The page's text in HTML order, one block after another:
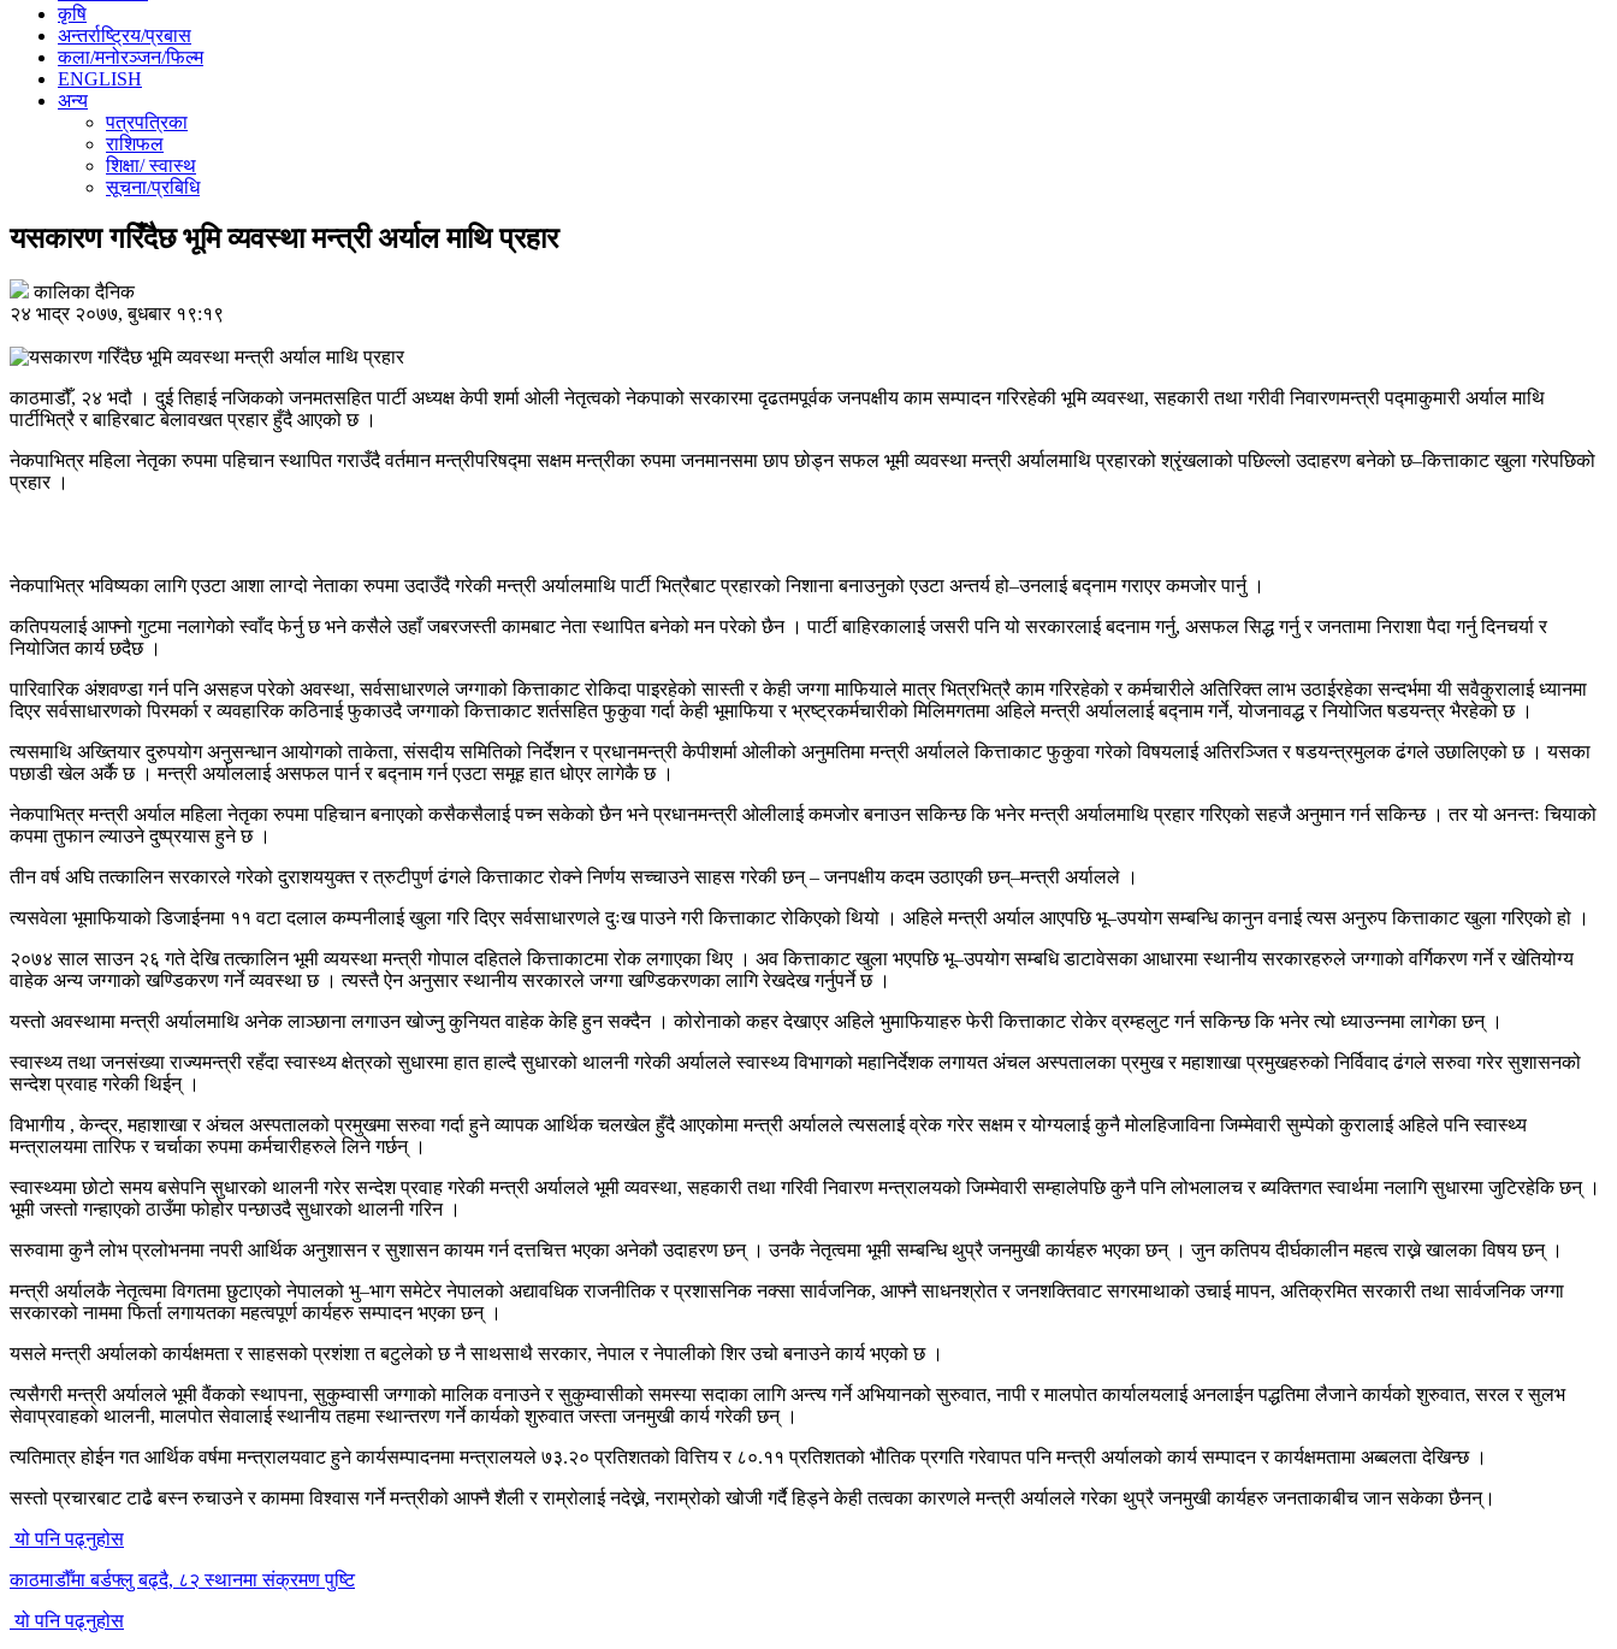
कृषि
अन्तर्राष्ट्रिय/प्रबास
कला/मनोरञ्जन/फिल्म
ENGLISH
अन्य
पत्रपत्रिका
राशिफल
शिक्षा/ स्वास्थ
सूचना/प्रबिधि
यसकारण गरिँदैछ भूमि व्यवस्था मन्त्री अर्याल माथि प्रहार
कालिका दैनिक
२४ भाद्र २०७७, बुधबार १९:१९
काठमाडौँ, २४ भदौ । दुई तिहाई नजिकको जनमतसहित पार्टी अध्यक्ष केपी शर्मा ओली नेतृत्वको नेकपाको सरकारमा दृढतमपूर्वक जनपक्षीय काम सम्पादन गरिरहेकी भूमि व्यवस्था, सहकारी तथा गरीवी निवारणमन्त्री पद्माकुमारी अर्याल माथि
पार्टीभित्रै र बाहिरबाट बेलावखत प्रहार हुँदै आएको छ ।
नेकपाभित्र महिला नेतृका रुपमा पहिचान स्थापित गराउँदै वर्तमान मन्त्रीपरिषद्मा सक्षम मन्त्रीका रुपमा जनमानसमा छाप छोड्न सफल भूमी व्यवस्था मन्त्री अर्यालमाथि प्रहारको श्रृंखलाको पछिल्लो उदाहरण बनेको छ–कित्ताकाट खुला गरेपछिको
प्रहार ।
नेकपाभित्र भविष्यका लागि एउटा आशा लाग्दो नेताका रुपमा उदाउँदै गरेकी मन्त्री अर्यालमाथि पार्टी भित्रैबाट प्रहारको निशाना बनाउनुको एउटा अन्तर्य हो–उनलाई बद्नाम गराएर कमजोर पार्नु ।
कतिपयलाई आफ्नो गुटमा नलागेको स्वाँद फेर्नु छ भने कसैले उहाँ जबरजस्ती कामबाट नेता स्थापित बनेको मन परेको छैन । पार्टी बाहिरकालाई जसरी पनि यो सरकारलाई बदनाम गर्नु, असफल सिद्ध गर्नु र जनतामा निराशा पैदा गर्नु दिनचर्या र
नियोजित कार्य छदैछ ।
पारिवारिक अंशवण्डा गर्न पनि असहज परेको अवस्था, सर्वसाधारणले जग्गाको कित्ताकाट रोकिदा पाइरहेको सास्ती र केही जग्गा माफियाले मात्र भित्रभित्रै काम गरिरहेको र कर्मचारीले अतिरिक्त लाभ उठाईरहेका सन्दर्भमा यी सवैकुरालाई ध्यानमा
दिएर सर्वसाधारणको पिरमर्का र व्यवहारिक कठिनाई फुकाउदै जग्गाको कित्ताकाट शर्तसहित फुकुवा गर्दा केही भूमाफिया र भ्रष्ट्रकर्मचारीको मिलिमगतमा अहिले मन्त्री अर्याललाई बद्नाम गर्ने, योजनावद्ध र नियोजित षडयन्त्र भैरहेको छ ।
त्यसमाथि अख्तियार दुरुपयोग अनुसन्धान आयोगको ताकेता, संसदीय समितिको निर्देशन र प्रधानमन्त्री केपीशर्मा ओलीको अनुमतिमा मन्त्री अर्यालले कित्ताकाट फुकुवा गरेको विषयलाई अतिरञ्जित र षडयन्त्रमुलक ढंगले उछालिएको छ । यसका
पछाडी खेल अर्कै छ । मन्त्री अर्याललाई असफल पार्न र बद्नाम गर्न एउटा समूह हात धोएर लागेकै छ ।
नेकपाभित्र मन्त्री अर्याल महिला नेतृका रुपमा पहिचान बनाएको कसैकसैलाई पच्न सकेको छैन भने प्रधानमन्त्री ओलीलाई कमजोर बनाउन सकिन्छ कि भनेर मन्त्री अर्यालमाथि प्रहार गरिएको सहजै अनुमान गर्न सकिन्छ । तर यो अनन्तः चियाको
कपमा तुफान ल्याउने दुष्प्रयास हुने छ ।
तीन वर्ष अघि तत्कालिन सरकारले गरेको दुराशययुक्त र त्रुटीपुर्ण ढंगले कित्ताकाट रोक्ने निर्णय सच्चाउने साहस गरेकी छन् – जनपक्षीय कदम उठाएकी छन्–मन्त्री अर्यालले ।
त्यसवेला भूमाफियाको डिजाईनमा ११ वटा दलाल कम्पनीलाई खुला गरि दिएर सर्वसाधारणले दुःख पाउने गरी कित्ताकाट रोकिएको थियो । अहिले मन्त्री अर्याल आएपछि भू–उपयोग सम्बन्धि कानुन वनाई त्यस अनुरुप कित्ताकाट खुला गरिएको हो ।
२०७४ साल साउन २६ गते देखि तत्कालिन भूमी व्ययस्था मन्त्री गोपाल दहितले कित्ताकाटमा रोक लगाएका थिए । अव कित्ताकाट खुला भएपछि भू–उपयोग सम्बधि डाटावेसका आधारमा स्थानीय सरकारहरुले जग्गाको वर्गिकरण गर्ने र खेतियोग्य
वाहेक अन्य जग्गाको खण्डिकरण गर्ने व्यवस्था छ । त्यस्तै ऐन अनुसार स्थानीय सरकारले जग्गा खण्डिकरणका लागि रेखदेख गर्नुपर्ने छ ।
यस्तो अवस्थामा मन्त्री अर्यालमाथि अनेक लाञ्छाना लगाउन खोज्नु कुनियत वाहेक केहि हुन सक्दैन । कोरोनाको कहर देखाएर अहिले भुमाफियाहरु फेरी कित्ताकाट रोकेर व्रम्हलुट गर्न सकिन्छ कि भनेर त्यो ध्याउन्नमा लागेका छन् ।
स्वास्थ्य तथा जनसंख्या राज्यमन्त्री रहँदा स्वास्थ्य क्षेत्रको सुधारमा हात हाल्दै सुधारको थालनी गरेकी अर्यालले स्वास्थ्य विभागको महानिर्देशक लगायत अंचल अस्पतालका प्रमुख र महाशाखा प्रमुखहरुको निर्विवाद ढंगले सरुवा गरेर सुशासनको
सन्देश प्रवाह गरेकी थिईन् ।
विभागीय , केन्द्र, महाशाखा र अंचल अस्पतालको प्रमुखमा सरुवा गर्दा हुने व्यापक आर्थिक चलखेल हुँदै आएकोमा मन्त्री अर्यालले त्यसलाई व्रेक गरेर सक्षम र योग्यलाई कुनै मोलहिजाविना जिम्मेवारी सुम्पेको कुरालाई अहिले पनि स्वास्थ्य
मन्त्रालयमा तारिफ र चर्चाका रुपमा कर्मचारीहरुले लिने गर्छन् ।
स्वास्थ्यमा छोटो समय बसेपनि सुधारको थालनी गरेर सन्देश प्रवाह गरेकी मन्त्री अर्यालले भूमी व्यवस्था, सहकारी तथा गरिवी निवारण मन्त्रालयको जिम्मेवारी सम्हालेपछि कुनै पनि लोभलालच र ब्यक्तिगत स्वार्थमा नलागि सुधारमा जुटिरहेकि छन् ।
भूमी जस्तो गन्हाएको ठाउँमा फोहोर पन्छाउदै सुधारको थालनी गरिन ।
सरुवामा कुनै लोभ प्रलोभनमा नपरी आर्थिक अनुशासन र सुशासन कायम गर्न दत्तचित्त भएका अनेकौ उदाहरण छन् । उनकै नेतृत्वमा भूमी सम्बन्धि थुप्रै जनमुखी कार्यहरु भएका छन् । जुन कतिपय दीर्घकालीन महत्व राख्ने खालका विषय छन् ।
मन्त्री अर्यालकै नेतृत्वमा विगतमा छुटाएको नेपालको भु–भाग समेटेर नेपालको अद्यावधिक राजनीतिक र प्रशासनिक नक्सा सार्वजनिक, आफ्नै साधनश्रोत र जनशक्तिवाट सगरमाथाको उचाई मापन, अतिक्रमित सरकारी तथा सार्वजनिक जग्गा
सरकारको नाममा फिर्ता लगायतका महत्वपूर्ण कार्यहरु सम्पादन भएका छन् ।
यसले मन्त्री अर्यालको कार्यक्षमता र साहसको प्रशंशा त बटुलेको छ नै साथसाथै सरकार, नेपाल र नेपालीको शिर उचो बनाउने कार्य भएको छ ।
त्यसैगरी मन्त्री अर्यालले भूमी वैंकको स्थापना, सुकुम्वासी जग्गाको मालिक वनाउने र सुकुम्वासीको समस्या सदाका लागि अन्त्य गर्ने अभियानको सुरुवात, नापी र मालपोत कार्यालयलाई अनलाईन पद्धतिमा लैजाने कार्यको शुरुवात, सरल र सुलभ
सेवाप्रवाहको थालनी, मालपोत सेवालाई स्थानीय तहमा स्थान्तरण गर्ने कार्यको शुरुवात जस्ता जनमुखी कार्य गरेकी छन् ।
त्यतिमात्र होईन गत आर्थिक वर्षमा मन्त्रालयवाट हुने कार्यसम्पादनमा मन्त्रालयले ७३.२० प्रतिशतको वित्तिय र ८०.११ प्रतिशतको भौतिक प्रगति गरेवापत पनि मन्त्री अर्यालको कार्य सम्पादन र कार्यक्षमतामा अब्बलता देखिन्छ ।
सस्तो प्रचारबाट टाढै बस्न रुचाउने र काममा विश्वास गर्ने मन्त्रीको आफ्नै शैली र राम्रोलाई नदेख्ने, नराम्रोको खोजी गर्दै हिड्ने केही तत्वका कारणले मन्त्री अर्यालले गरेका थुप्रै जनमुखी कार्यहरु जनताकाबीच जान सकेका छैनन्।
यो पनि पढ्नुहोस
काठमाडौँमा बर्डफ्लु बढ्दै, ८२ स्थानमा संक्रमण पुष्टि
यो पनि पढ्नुहोस